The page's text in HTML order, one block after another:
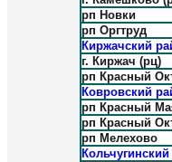
рп Новки
рп Оргтруд
Киржачский
г. Киржач (рц)
рп Красный
Ковровский
рп Красный
рп Красный
рп Мелехово